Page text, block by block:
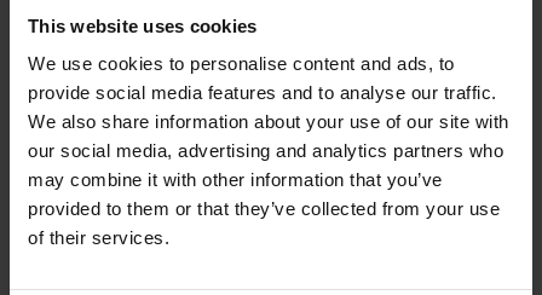
This website uses cookies
We use cookies to personalise content and ads, to
provide social media features and to analyse our traffic.
We also share information about your use of our site with
our social media, advertising and analytics partners who
may combine it with other information that you’ve
provided to them or that they’ve collected from your use
of their services.
στρώμα από τούλι
• Διατίθεται σε μεγέθη 65/Ε έως 100/D
Σουτιέν
JEANNE BLACK